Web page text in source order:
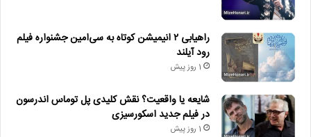
راهیابی ۲ انیمیشن کوتاه به سی‌امین جشنواره فیلم
رود آیلند
1 روز پیش
شایعه یا واقعیت؟ نقش کلیدی پل توماس اندرسون
در فیلم جدید اسکورسیزی
1 روز پیش